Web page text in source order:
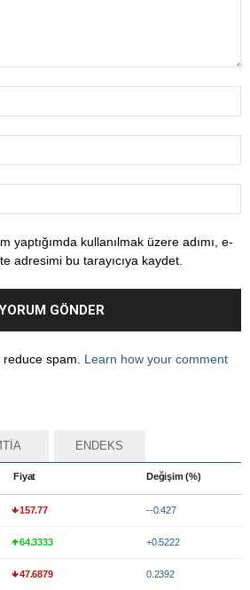
yaptığımda kullanılmak üzere adımı, e-
adresimi bu tarayıcıya kaydet.
spam. Learn how your comment
ENDEKS
Fiyat Değişim (%)
157.77 --0.427
64.3333 +0.5222
47.6879 0.2392